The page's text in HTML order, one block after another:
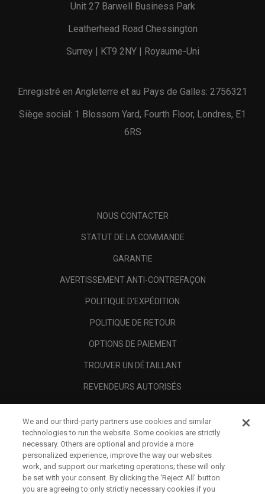
Unit 27 Barwell Business Park
Leatherhead Road Chessington
Surrey | KT9 2NY | Royaume-Uni
Enregistré en Angleterre et au Pays de Galles: 2756321
Siège social: 1 Blossom Yard, Fourth Floor, Londres, E1
6RS
NOUS CONTACTER
STATUT DE LA COMMANDE
GARANTIE
AVERTISSEMENT ANTI-CONTREFAÇON
POLITIQUE D'EXPÉDITION
POLITIQUE DE RETOUR
OPTIONS DE PAIEMENT
TROUVER UN DÉTAILLANT
REVENDEURS AUTORISÉS
A PROPOS
MENTIONS LÉGALES
We and our third-party partners use cookies and similar
technologies to run the website. Some cookies are strictly
necessary. Others are optional and provide a more
personalized experience, improve the way our websites
work, and support our marketing operations; these will only
be set with your consent. By clicking the ‘Reject All' button
you are agreeing to only strictly necessary cookies if you